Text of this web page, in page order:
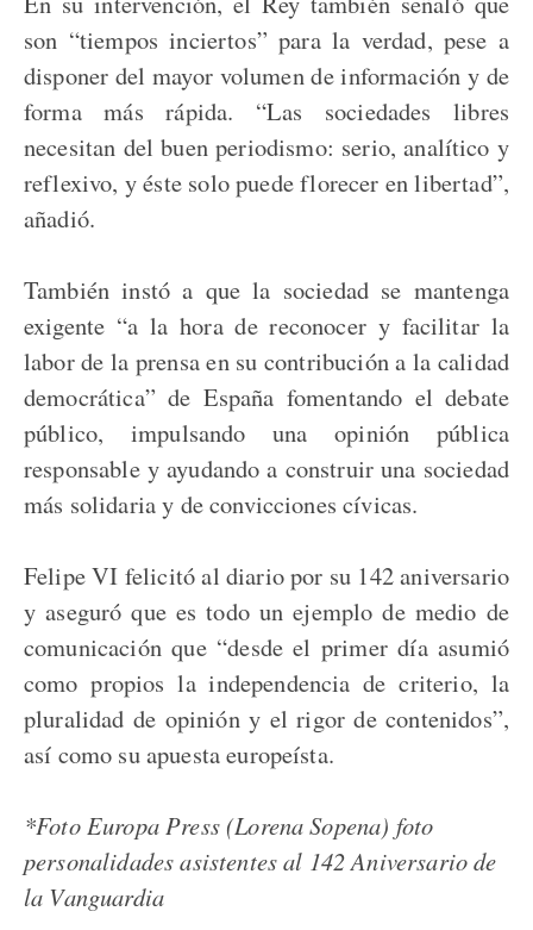
son “tiempos inciertos” para la verdad, pese a
disponer del mayor volumen de información y de
forma más rápida. “Las sociedades libres
necesitan del buen periodismo: serio, analítico y
reflexivo, y éste solo puede florecer en libertad”,
añadió.
También instó a que la sociedad se mantenga
exigente “a la hora de reconocer y facilitar la
labor de la prensa en su contribución a la calidad
democrática” de España fomentando el debate
público, impulsando una opinión pública
responsable y ayudando a construir una sociedad
más solidaria y de convicciones cívicas.
Felipe VI felicitó al diario por su 142 aniversario
y aseguró que es todo un ejemplo de medio de
comunicación que “desde el primer día asumió
como propios la independencia de criterio, la
pluralidad de opinión y el rigor de contenidos”,
así como su apuesta europeísta.
*Foto Europa Press (Lorena Sopena) foto
personalidades asistentes al 142 Aniversario de
la Vanguardia